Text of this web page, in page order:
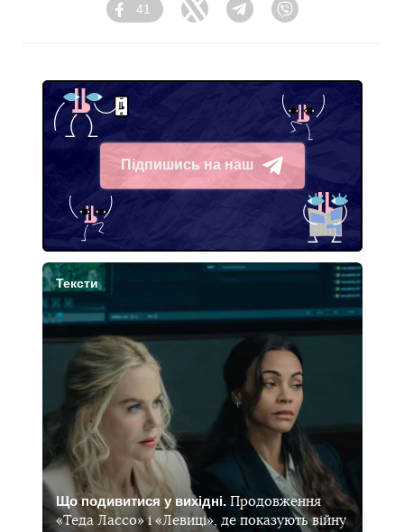
Facebook
41
Twitter TelegramViber
Підпишись на наш
Telegram
Тексти
Що подивитися у вихідні. Продовження
«Теда Лассо» і «Левиці», де показують війну